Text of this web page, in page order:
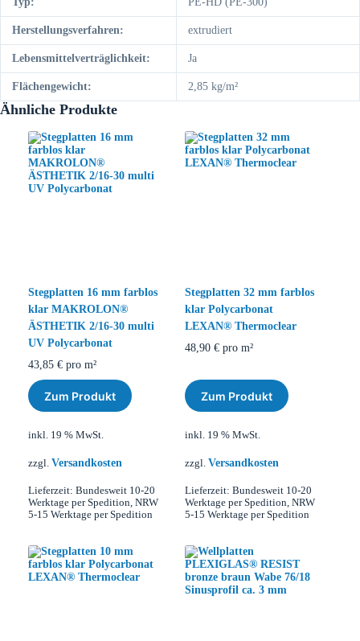
Herstellungsverfahren: extrudiert
Lebensmittelverträglichkeit: Ja
Flächengewicht: 2,85 kg/m²
Ähnliche Produkte
Stegplatten 16 mm farblos
klar MAKROLON®
ÄSTHETIK 2/16-30 multi
UV Polycarbonat
43,85 € pro m²
Zum Produkt
inkl. 19 % MwSt.
zzgl. Versandkosten
Lieferzeit: Bundesweit 10-20
Werktage per Spedition, NRW
5-15 Werktage per Spedition
Stegplatten 32 mm farblos
klar Polycarbonat
LEXAN® Thermoclear
48,90 €pro m²
Zum Produkt
inkl. 19 % MwSt.
zzgl. Versandkosten
Lieferzeit: Bundesweit 10-20
Werktage per Spedition, NRW
5-15 Werktage per Spedition